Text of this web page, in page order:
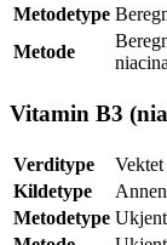
Metodetype
Metode
Vitamin B3
Verditype
Kildetype
Metodetype